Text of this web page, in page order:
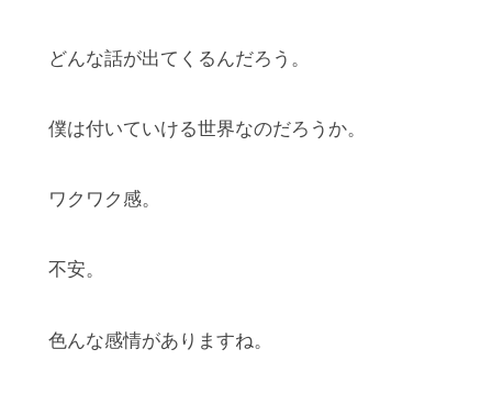
どんな話が出てくるんだろう。
僕は付いていける世界なのだろうか。
ワクワク感。
不安。
色んな感情がありますね。